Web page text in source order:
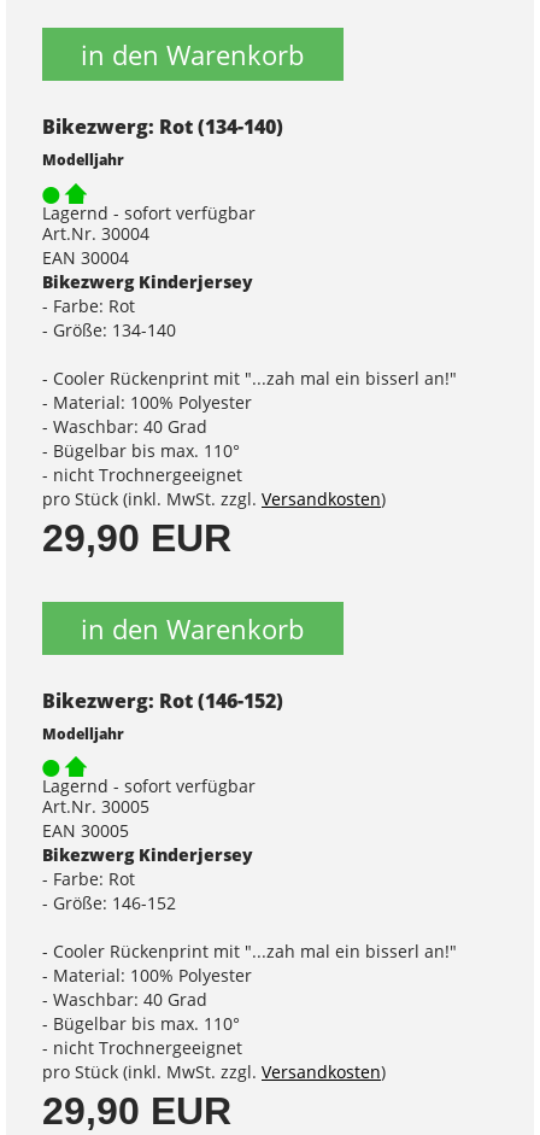
in den Warenkorb
Bikezwerg: Rot (134-140)
Modelljahr
Lagernd - sofort verfügbar
Art.Nr. 30004
EAN 30004
Bikezwerg Kinderjersey
- Farbe: Rot
- Größe: 134-140
- Cooler Rückenprint mit "...zah mal ein bisserl an!"
- Material: 100% Polyester
- Waschbar: 40 Grad
- Bügelbar bis max. 110°
- nicht Trochnergeeignet
pro Stück (inkl. MwSt. zzgl. Versandkosten)
29,90 EUR
in den Warenkorb
Bikezwerg: Rot (146-152)
Modelljahr
Lagernd - sofort verfügbar
Art.Nr. 30005
EAN 30005
Bikezwerg Kinderjersey
- Farbe: Rot
- Größe: 146-152
- Cooler Rückenprint mit "...zah mal ein bisserl an!"
- Material: 100% Polyester
- Waschbar: 40 Grad
- Bügelbar bis max. 110°
- nicht Trochnergeeignet
pro Stück (inkl. MwSt. zzgl. Versandkosten)
29,90 EUR